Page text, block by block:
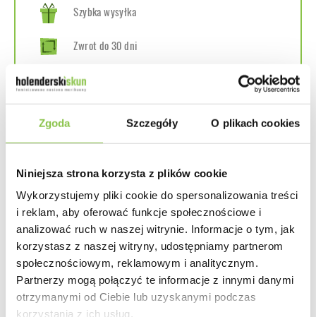
Zgoda Szczegóły O plikach cookies
Niniejsza strona korzysta z plików cookie
Wykorzystujemy pliki cookie do spersonalizowania treści
i reklam, aby oferować funkcje społecznościowe i
analizować ruch w naszej witrynie. Informacje o tym, jak
korzystasz z naszej witryny, udostępniamy partnerom
społecznościowym, reklamowym i analitycznym.
Partnerzy mogą połączyć te informacje z innymi danymi
otrzymanymi od Ciebie lub uzyskanymi podczas
korzystania z ich usług.
Szybka wysyłka
Zwrot do 30 dni
Szyfrowane połączenie SSL
Opis
Duża (14cm), solidna fajka wykonana ze szkła.
Jej waga to prawie 1/4 kg!
Wybierz swojego bohatera :)